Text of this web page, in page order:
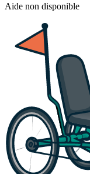
Aide non disponible